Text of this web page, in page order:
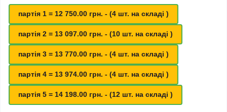
партія 1 = 12 750.00 грн. - (4 шт. на складі )
партія 2 = 13 097.00 грн. - (10 шт. на складі )
партія 3 = 13 770.00 грн. - (4 шт. на складі )
партія 4 = 13 974.00 грн. - (4 шт. на складі )
партія 5 = 14 198.00 грн. - (12 шт. на складі )